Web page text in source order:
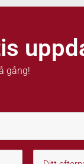
gång!